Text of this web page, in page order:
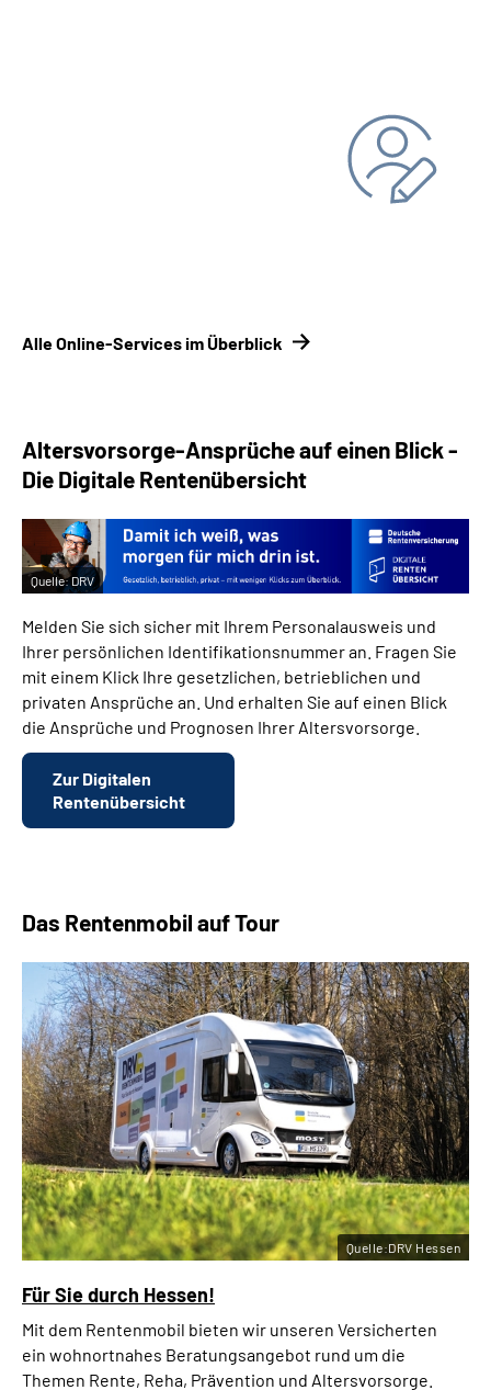
Alle Online-Services im Überblick
Altersvorsorge-Ansprüche auf einen Blick -
Die Digitale Rentenübersicht
Quelle:DRV
Melden Sie sich sicher mit Ihrem Personalausweis und
Ihrer persönlichen Identifikationsnummer an. Fragen Sie
mit einem Klick Ihre gesetzlichen, betrieblichen und
privaten Ansprüche an. Und erhalten Sie auf einen Blick
die Ansprüche und Prognosen Ihrer Altersvorsorge.
Zur Digitalen
Rentenübersicht
Das Rentenmobil auf Tour
Für Sie durch Hessen!
Mit dem Rentenmobil bieten wir unseren Versicherten
ein wohnortnahes Beratungsangebot rund um die
Themen Rente, Reha, Prävention und Altersvorsorge.
Quelle:DRV Hessen